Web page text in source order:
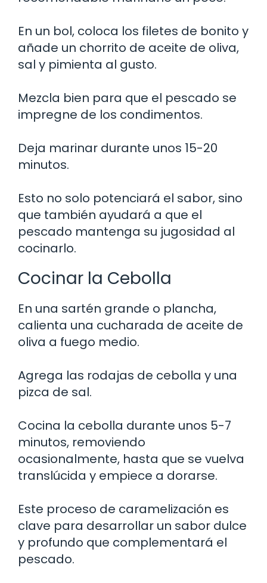
En un bol, coloca los filetes de bonito y
añade un chorrito de aceite de oliva,
sal y pimienta al gusto.
Mezcla bien para que el pescado se
impregne de los condimentos.
Deja marinar durante unos 15-20
minutos.
Esto no solo potenciará el sabor, sino
que también ayudará a que el
pescado mantenga su jugosidad al
cocinarlo.
Cocinar la Cebolla
En una sartén grande o plancha,
calienta una cucharada de aceite de
oliva a fuego medio.
Agrega las rodajas de cebolla y una
pizca de sal.
Cocina la cebolla durante unos 5-7
minutos, removiendo
ocasionalmente, hasta que se vuelva
translúcida y empiece a dorarse.
Este proceso de caramelización es
clave para desarrollar un sabor dulce
y profundo que complementará el
pescado.